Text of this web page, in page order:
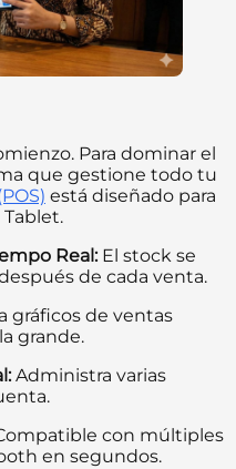
Para dominar el
que gestione todo tu
está diseñado para
Real:El stock se
de cada venta.
gráficos de ventas
grande.
Administra varias
con múltiples
en segundos.